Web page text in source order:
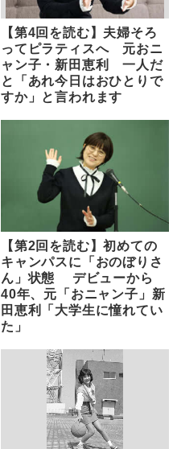
【第4回を読む】夫婦そろ
ってピラティスへ 元おニ
ャン子・新田恵利 一人だ
と「あれ今日はおひとりで
すか」と言われます
【第2回を読む】初めての
キャンパスに「おのぼりさ
ん」状態 デビューから
40年、元「おニャン子」新
田恵利「大学生に憧れてい
た」